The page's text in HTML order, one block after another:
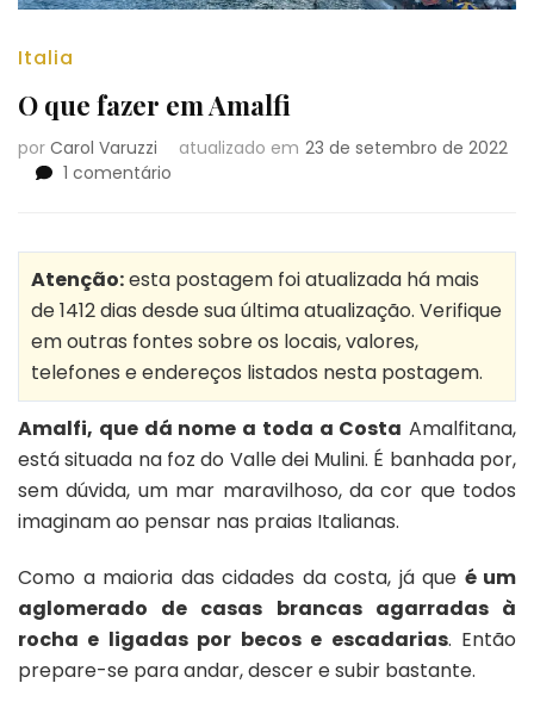
Italia
O que fazer em Amalfi
por Carol Varuzzi atualizado em 23 de setembro de 2022
1 comentário
fazer
em
Amalfi
Atenção:esta postagem foi atualizada há mais
de 1412 dias desde sua última atualização. Verifique
em outras fontes sobre os locais, valores,
telefones e endereços listados nesta postagem.
Amalfi, que dá nome a toda a Costa Amalfitana,
está situada na foz do Valle dei Mulini. É banhada por,
sem dúvida, um mar maravilhoso, da cor que todos
imaginam ao pensar nas praias Italianas.
Como a maioria das cidades da costa, já que é um
aglomerado de casas brancas agarradas à
rocha e ligadas por becos e escadarias. Então
prepare-se para andar, descer e subir bastante.